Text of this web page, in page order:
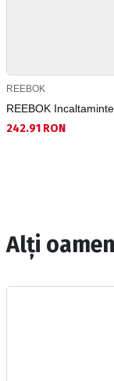
REEBOK
REEBOK
242.91 RON
Alți